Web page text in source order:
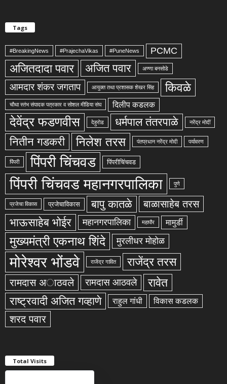
Tags
#BreakingNews #PrajechaVikas #PuneNews PCMC
अजितदादा पवार अजित पवार अण्णा बनसोडे
आमदार शंकर जगताप आयुक्त तथा प्रशासक शेखर सिंह किवळे
चौथा स्तंभ संपादक पत्रकार व सोशल मीडिया संघ दिलीप कडलक
देवेंद्र फडणवीस देहुरोड धर्मपाल तंतरपाळे नरेंद्र मोदीं
नितीन गडकरी निलेश तरस पंतप्रधान नरेंद्र मोदी पर्यावरण
पिंपरी पिंपरी चिंचवड पिंपरीचिंचवड
पिंपरी चिंचवड महानगरपालिका पुणे
प्रजेचा विकास प्रजेचाविकास बापु कातळे बाळासाहेब तरस
भाऊसाहेब भोईर महानगरपालिका महापौर मामुर्डी
मुख्यमंत्री एकनाथ शिंदे मुरलीधर मोहोळ
मोरेश्वर भोंडवे राजेंद्र गावित राजेंद्र तरस
रामदास अाठवले रामदास आठवले रावेत
राष्ट्रवादी अजित गव्हाणे राहुल गांधी विकास कडलक
शरद पवार
Total Visits